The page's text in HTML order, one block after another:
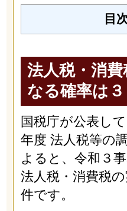
目
法人税・消
なる確率は
国税庁が公表し
年度 法人税等の
よると、令和３
法人税・消費税
件です。